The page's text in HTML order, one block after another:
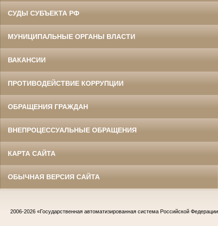
СУДЫ СУБЪЕКТА РФ
МУНИЦИПАЛЬНЫЕ ОРГАНЫ ВЛАСТИ
ВАКАНСИИ
ПРОТИВОДЕЙСТВИЕ КОРРУПЦИИ
ОБРАЩЕНИЯ ГРАЖДАН
ВНЕПРОЦЕССУАЛЬНЫЕ ОБРАЩЕНИЯ
КАРТА САЙТА
ОБЫЧНАЯ ВЕРСИЯ САЙТА
2006-2026 «Государственная автоматизированная система Российской